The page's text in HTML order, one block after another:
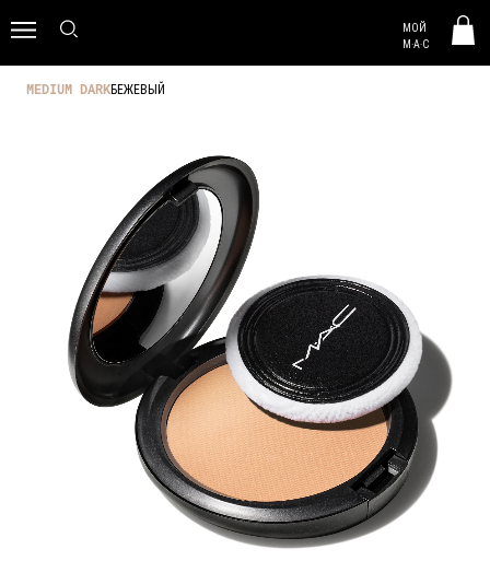
МОЙ
M·A·C
MEDIUM DARKБЕЖЕВЫЙ